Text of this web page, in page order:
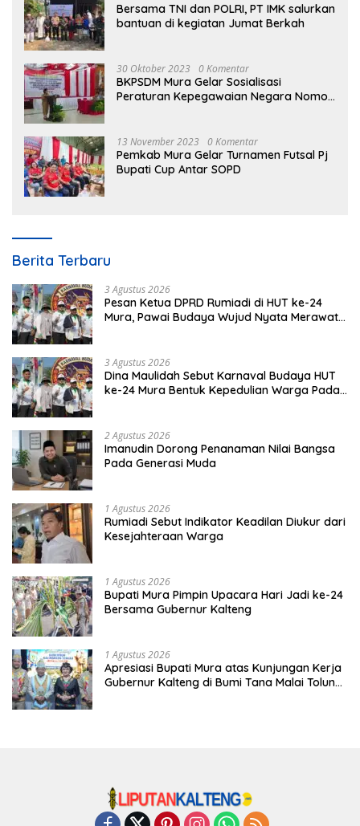
Bersama TNI dan POLRI, PT IMK salurkan
bantuan di kegiatan Jumat Berkah
30 Oktober 2023 0 Komentar
BKPSDM Mura Gelar Sosialisasi
Peraturan Kepegawaian Negara Nomor
13 November 2023 0 Komentar
Pemkab Mura Gelar Turnamen Futsal Pj
Bupati Cup Antar SOPD
Berita Terbaru
3 Agustus 2026
Pesan Ketua DPRD Rumiadi di HUT ke-24
Mura, Pawai Budaya Wujud Nyata Merawat
3 Agustus 2026
Dina Maulidah Sebut Karnaval Budaya HUT
ke-24 Mura Bentuk Kepedulian Warga Pada
2 Agustus 2026
Imanudin Dorong Penanaman Nilai Bangsa
Pada Generasi Muda
1 Agustus 2026
Rumiadi Sebut Indikator Keadilan Diukur dari
Kesejahteraan Warga
1 Agustus 2026
Bupati Mura Pimpin Upacara Hari Jadi ke-24
Bersama Gubernur Kalteng
1 Agustus 2026
Apresiasi Bupati Mura atas Kunjungan Kerja
Gubernur Kalteng di Bumi Tana Malai Tolung